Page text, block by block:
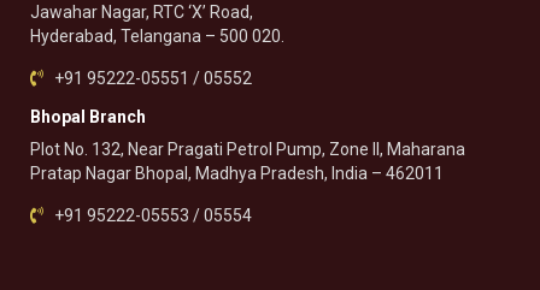
Jawahar Nagar, RTC ‘X’ Road,
Hyderabad, Telangana – 500 020.
+91 95222-05551 / 05552
Bhopal Branch
Plot No. 132, Near Pragati Petrol Pump, Zone II, Maharana
Pratap Nagar Bhopal, Madhya Pradesh, India – 462011
+91 95222-05553 / 05554